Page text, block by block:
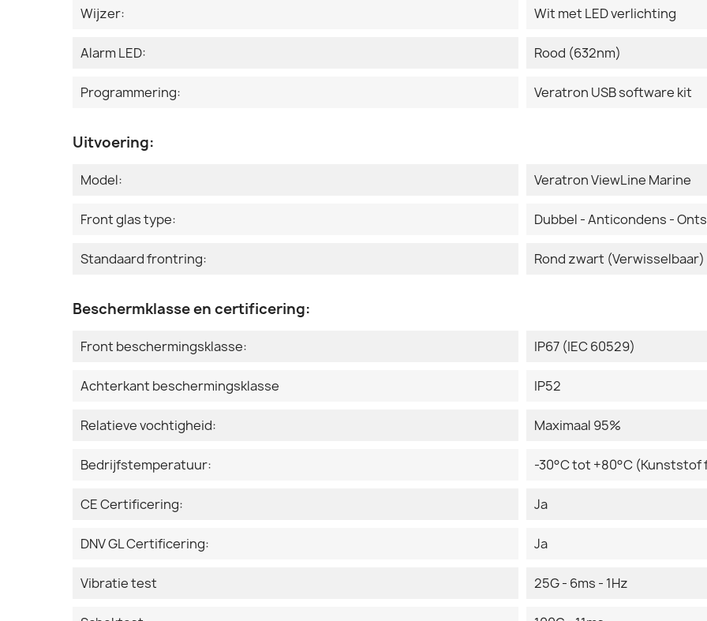
Wijzer: Wit met LED verlichting
Alarm LED: Rood (632nm)
Programmering: Veratron USB software kit
Uitvoering:
Model: Veratron ViewLine Marine
Front glas type: Dubbel - Anticondens -
Standaard frontring: Rond zwart (Verwisselbaar)
Beschermklasse en certificering:
Front beschermingsklasse: IP67 (IEC 60529)
Achterkant beschermingsklasse IP52
Relatieve vochtigheid: Maximaal 95%
Bedrijfstemperatuur: -30°C tot +80°C
CE Certificering: Ja
DNV GL Certificering: Ja
Vibratie test 25G - 6ms - 1Hz